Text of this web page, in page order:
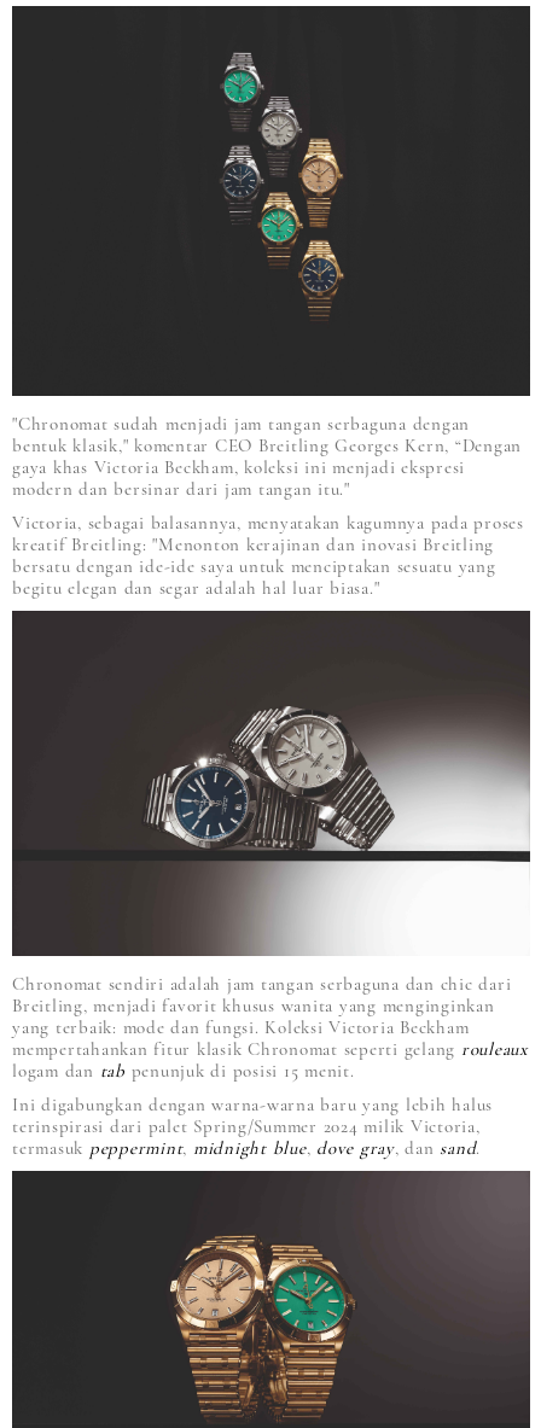
"Chronomat sudah menjadi jam tangan serbaguna dengan
bentuk klasik," komentar CEO Breitling Georges Kern, “Dengan
gaya khas Victoria Beckham, koleksi ini menjadi ekspresi
modern dan bersinar dari jam tangan itu."
Victoria, sebagai balasannya, menyatakan kagumnya pada proses
kreatif Breitling: "Menonton kerajinan dan inovasi Breitling
bersatu dengan ide-ide saya untuk menciptakan sesuatu yang
begitu elegan dan segar adalah hal luar biasa."
Chronomat sendiri adalah jam tangan serbaguna dan chic dari
Breitling, menjadi favorit khusus wanita yang menginginkan
yang terbaik: mode dan fungsi. Koleksi Victoria Beckham
mempertahankan fitur klasik Chronomat seperti gelang rouleaux
logam dan tab penunjuk di posisi 15 menit.
Ini digabungkan dengan warna-warna baru yang lebih halus
terinspirasi dari palet Spring/Summer 2024 milik Victoria,
termasuk peppermint, midnight blue, dove gray, dan sand.